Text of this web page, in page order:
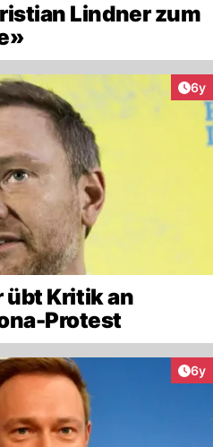
Lindner zum
6y
übt Kritik an
Protest
6y